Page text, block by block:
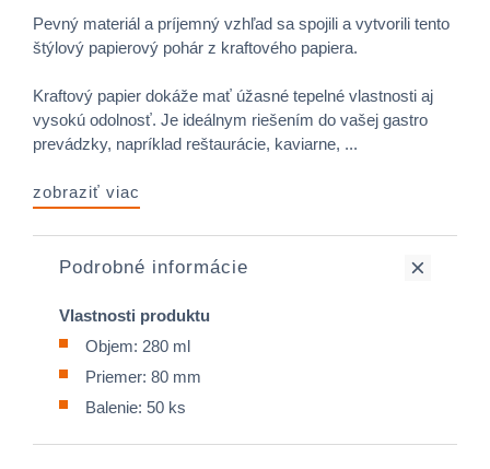
Pevný materiál a príjemný vzhľad sa spojili a vytvorili tento
štýlový papierový pohár z kraftového papiera.
Kraftový papier dokáže mať úžasné tepelné vlastnosti aj
vysokú odolnosť. Je ideálnym riešením do vašej gastro
prevádzky, napríklad reštaurácie, kaviarne, ...
zobraziť viac
Podrobné informácie
Vlastnosti produktu
Objem: 280 ml
Priemer: 80 mm
Balenie: 50 ks